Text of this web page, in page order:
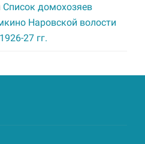
Список домохозяев
Наровской волости
27 гг.